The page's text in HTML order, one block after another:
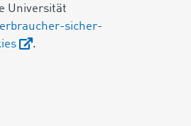
Universität
sicher-
.